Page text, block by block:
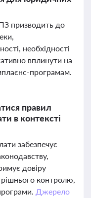
призводить до
необхідності
вплинути на
програмам.
правил
в контексті
забезпечує
довіру
контролю,
Джерело